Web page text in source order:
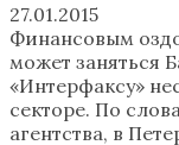
27.01.2015
Финансовым
может заняться
«Интерфаксу»
секторе. По
агентства, в